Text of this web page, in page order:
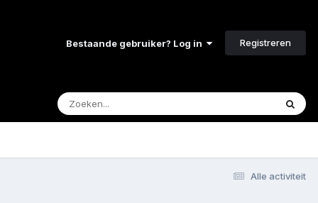
Bestaande gebruiker? Log in Registreren
Alle activiteit